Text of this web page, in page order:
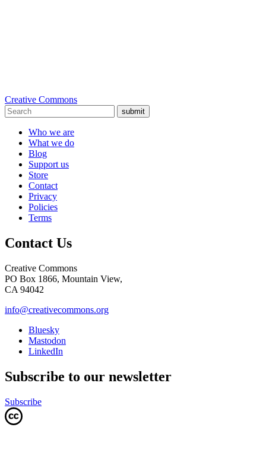
Creative Commons
submit
Who we are
What we do
Blog
Support us
Store
Contact
Privacy
Policies
Terms
Contact Us
Creative Commons
PO Box 1866, Mountain View,
CA 94042
info@creativecommons.org
Bluesky
Mastodon
LinkedIn
Subscribe to our newsletter
Subscribe